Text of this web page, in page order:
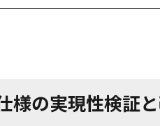
様の実現性検証